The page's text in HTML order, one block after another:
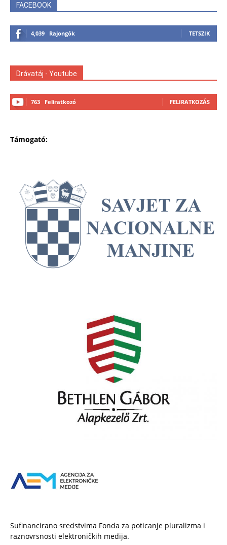
FACEBOOK
4,039 Rajongók TETSZIK
Drávatáj - Youtube
763 Feliratkozó FELIRATKOZÁS
Támogató:
Sufinancirano sredstvima Fonda za poticanje pluralizma i
raznovrsnosti elektroničkih medija.